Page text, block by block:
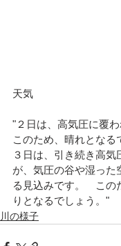
天気
"２日は、高気圧に覆わ
このため、晴れとなる
３日は、引き続き高気
が、気圧の谷や湿った
る見込みです。　この
りとなるでしょう。"
川の様子